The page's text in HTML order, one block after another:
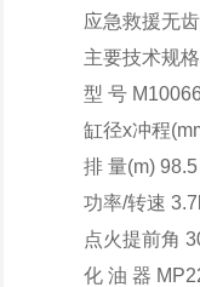
应急救援无
主要技术规格
型 号
缸径x冲程
排 量(m) 98.5
功率/转速
点火提前角
化 油 器